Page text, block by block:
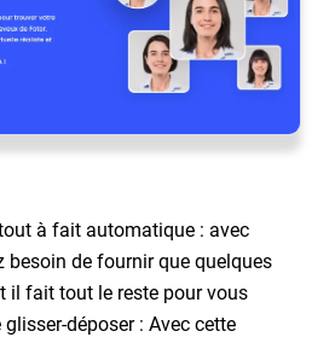
à fait automatique : avec
besoin de fournir que quelques
il fait tout le reste pour vous
déposer : Avec cette